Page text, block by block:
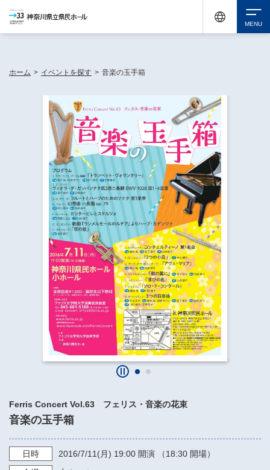
イベントを探す
・ イベント一覧
・ イベントカレンダー
休館中の県民ホールについて
・ 施設概要
・ パイプオルガン
・ 神奈川県民ホールの取り組み
神奈川県立県民ホールSNS
​​​​​​​​​​​​​神奈川県立県民ホール
ギャラリーSNS
チケット購入
ホーム > イベントを探す > 音楽の玉手箱
Ferris Concert Vol.63 フェリス・音楽の花束
音楽の玉手箱
日時 2016/7/11 (月) 19:00 開演 （18:30 開場）